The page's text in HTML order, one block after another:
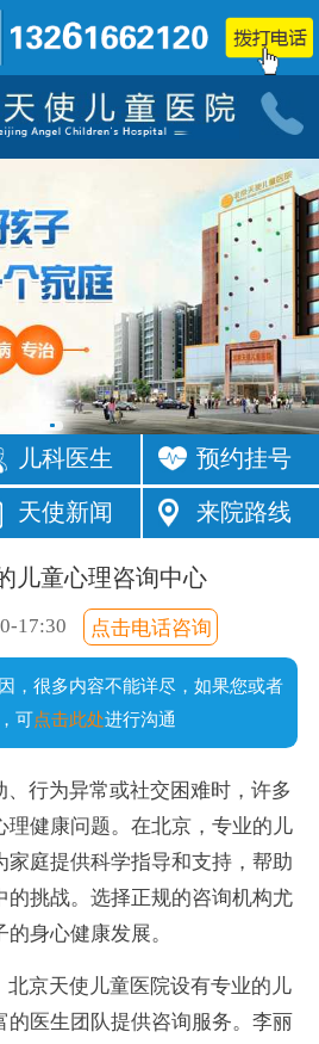
发育迟缓
矮小症
集
发育落后
小儿神经
按病种
智力低下
智力发育
缓
癫痫
按症状
常流口水
足外翻
儿科医生 预约挂号
天使新闻 来院路线
儿童心理咨询中心
17:30 点击电话咨询
，很多内容不能详尽，如果您或者
可点击此处进行沟通
行为异常或社交困难时，许多
理健康问题。在北京，专业的儿
家庭提供科学指导和支持，帮助
的挑战。选择正规的咨询机构尤
身心健康发展。
京天使儿童医院设有专业的儿
的医生团队提供咨询服务。李丽